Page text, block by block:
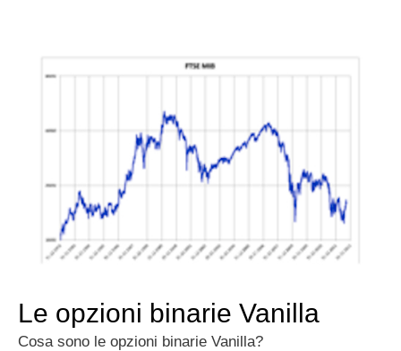
Le opzioni binarie Vanilla
Cosa sono le opzioni binarie Vanilla?